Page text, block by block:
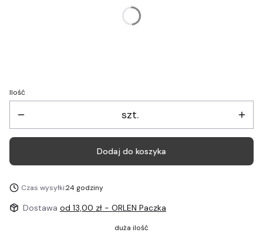
(+10,00 zł)
Ilość
szt.
Dodaj do koszyka
Czas wysyłki:24 godziny
Dostawa od 13,00 zł - ORLEN Paczka
duża ilość